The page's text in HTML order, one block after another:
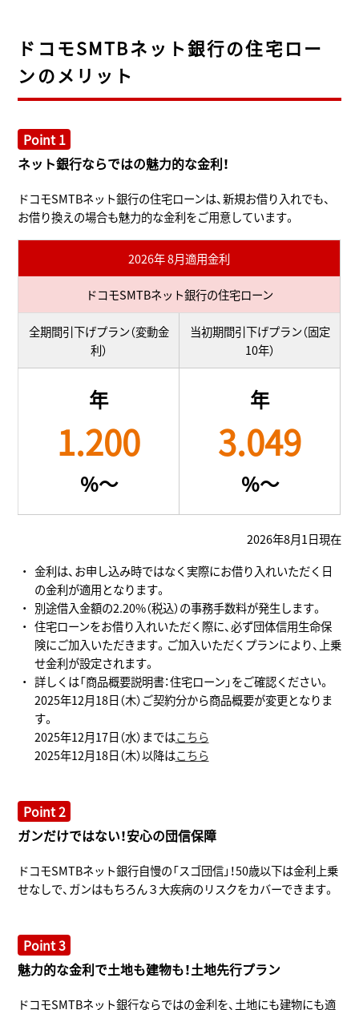
ドコモSMTBネット銀行の住宅ロー
ンのメリット
Point 1
ネット銀行ならではの魅力的な金利！
ドコモSMTBネット銀行の住宅ローンは、新規お借り入れでも、
お借り換えの場合も魅力的な金利をご用意しています。
2026年 8月適用金利
ドコモSMTBネット銀行の住宅ローン
全期間引下げプラン（変動金
利）
当初期間引下げプラン（固定
10年）
年
1.200
%～
年
3.049
%～
2026年8月1日現在
金利は、お申し込み時ではなく実際にお借り入れいただく日
の金利が適用となります。
別途借入金額の2.20%（税込）の事務手数料が発生します。
住宅ローンをお借り入れいただく際に、必ず団体信用生命保
険にご加入いただきます。ご加入いただくプランにより、上乗
せ金利が設定されます。
詳しくは「商品概要説明書：住宅ローン」をご確認ください。
2025年12月18日（木）ご契約分から商品概要が変更となりま
す。
2025年12月17日（水）まではこちら
2025年12月18日（木）以降はこちら
Point 2
ガンだけではない！安心の団信保障
ドコモSMTBネット銀行自慢の「スゴ団信」！50歳以下は金利上乗
せなしで、ガンはもちろん３大疾病のリスクをカバーできます。
Point 3
魅力的な金利で土地も建物も！土地先行プラン
ドコモSMTBネット銀行ならではの金利を、土地にも建物にも適